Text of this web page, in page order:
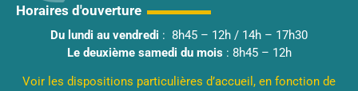
Horaires d'ouverture
Du lundi au vendredi : 8h45 – 12h / 14h – 17h30
Le deuxième samedi du mois: 8h45 – 12h
Voir les dispositions particulières d’accueil, en fonction de